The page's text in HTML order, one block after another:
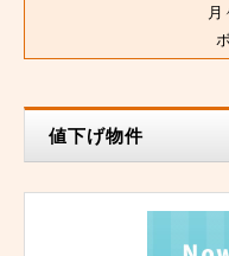
月
値下げ物件